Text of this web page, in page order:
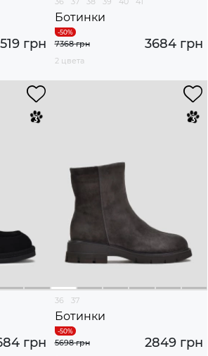
грн
Ботинки
3684 грн
7368 грн
2 цвета
грн
36 37
Ботинки
2849 грн
5698 грн